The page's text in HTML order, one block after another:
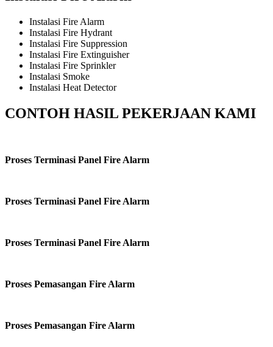
Instalasi Fire Alarm
Instalasi Fire Hydrant
Instalasi Fire Suppression
Instalasi Fire Extinguisher
Instalasi Fire Sprinkler
Instalasi Smoke
Instalasi Heat Detector
CONTOH HASIL PEKERJAAN KAMI
Proses Terminasi Panel Fire Alarm
Proses Terminasi Panel Fire Alarm
Proses Terminasi Panel Fire Alarm
Proses Pemasangan Fire Alarm
Proses Pemasangan Fire Alarm